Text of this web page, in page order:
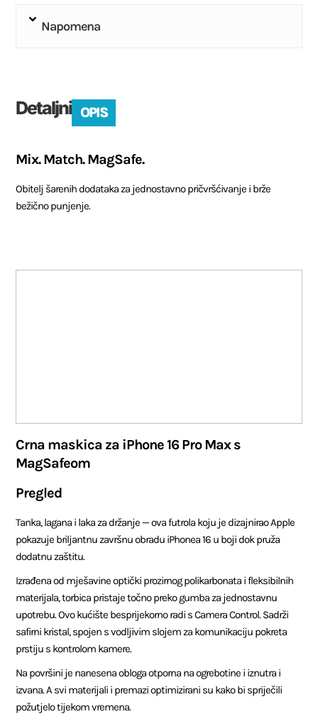
Napomena
Detaljni OPIS
Mix. Match. MagSafe.
Obitelj šarenih dodataka za jednostavno pričvršćivanje i brže
bežično punjenje.
Crna maskica za iPhone 16 Pro Max s
MagSafeom
Pregled
Tanka, lagana i laka za držanje — ova futrola koju je dizajnirao Apple
pokazuje briljantnu završnu obradu iPhonea 16 u boji dok pruža
dodatnu zaštitu.
Izrađena od mješavine optički prozirnog polikarbonata i fleksibilnih
materijala, torbica pristaje točno preko gumba za jednostavnu
upotrebu. Ovo kućište besprijekorno radi s Camera Control. Sadrži
safirni kristal, spojen s vodljivim slojem za komunikaciju pokreta
prstiju s kontrolom kamere.
Na površini je nanesena obloga otporna na ogrebotine i iznutra i
izvana. A svi materijali i premazi optimizirani su kako bi spriječili
požutjelo tijekom vremena.